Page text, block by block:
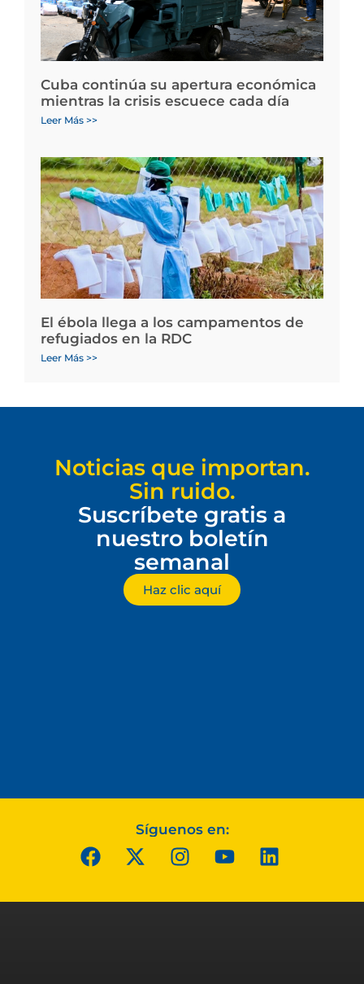
Cuba continúa su apertura económica
mientras la crisis escuece cada día
Leer Más >>
El ébola llega a los campamentos de
refugiados en la RDC
Leer Más >>
Noticias que importan.
Sin ruido.
Suscríbete gratis a
nuestro boletín
semanal
Haz clic aquí
Síguenos en: